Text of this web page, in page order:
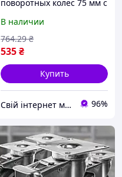
поворотных колес 75 мм с
MALATEC, Серебристый/
Поворотные колеса для
тележек
В наличии
535₴
764.29 ₴
Купить
Свій інтернет магазин 96%